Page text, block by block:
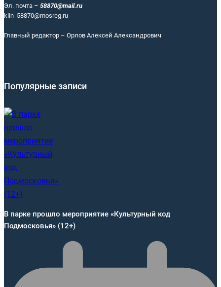
Эл. почта – 58870@mail.ru
klin_58870@mosreg.ru
Главный редактор – Орлов Алексей Александрович
Популярные записи
В парке прошло мероприятие «Культурный код
Подмосковья» (12+)